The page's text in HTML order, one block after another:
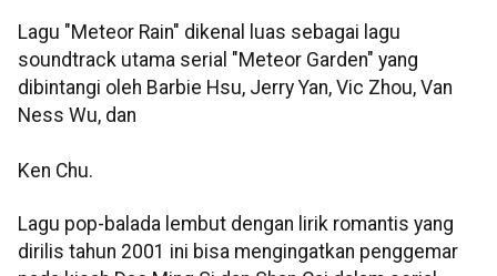
Lagu "Meteor Rain" dikenal luas sebagai lagu
soundtrack utama serial "Meteor Garden" yang
dibintangi oleh Barbie Hsu, Jerry Yan, Vic Zhou, Van
Ness Wu, dan
Ken Chu.
Lagu pop-balada lembut dengan lirik romantis yang
dirilis tahun 2001 ini bisa mengingatkan penggemar